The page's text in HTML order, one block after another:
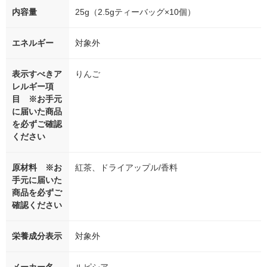
内容量 25g（2.5gティーバッグ×10個）
エネルギー 対象外
表示すべきア
レルギー項
目 ※お手元
に届いた商品
を必ずご確認
ください
りんご
原材料 ※お
手元に届いた
商品を必ずご
確認ください
紅茶、ドライアップル/香料
栄養成分表示 対象外